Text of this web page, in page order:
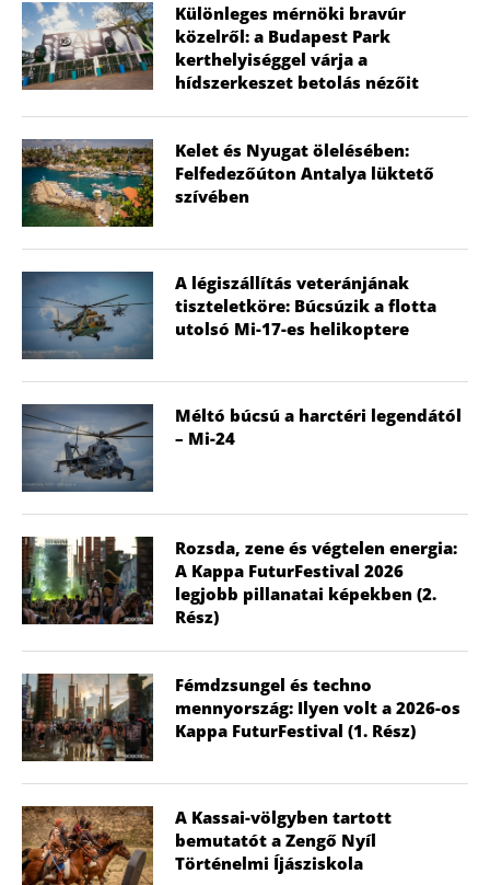
Különleges mérnöki bravúr
közelről: a Budapest Park
kerthelyiséggel várja a
hídszerkeszet betolás nézőit
Kelet és Nyugat ölelésében:
Felfedezőúton Antalya lüktető
szívében
A légiszállítás veteránjának
tiszteletköre: Búcsúzik a flotta
utolsó Mi-17-es helikoptere
Méltó búcsú a harctéri legendától
– Mi-24
Rozsda, zene és végtelen energia:
A Kappa FuturFestival 2026
legjobb pillanatai képekben (2.
Rész)
Fémdzsungel és techno
mennyország: Ilyen volt a 2026-os
Kappa FuturFestival (1. Rész)
A Kassai-völgyben tartott
bemutatót a Zengő Nyíl
Történelmi Íjásziskola